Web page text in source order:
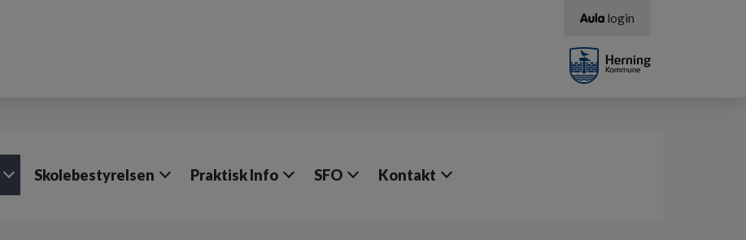
login
Skolebestyrelsen Praktisk Info SFO Kontakt